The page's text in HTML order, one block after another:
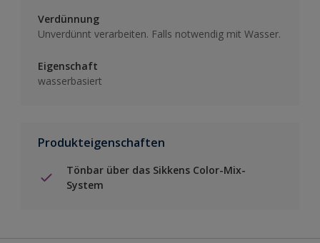
Verdünnung
Unverdünnt verarbeiten. Falls notwendig mit Wasser.
Eigenschaft
wasserbasiert
Produkteigenschaften
Tönbar über das Sikkens Color-Mix-
System